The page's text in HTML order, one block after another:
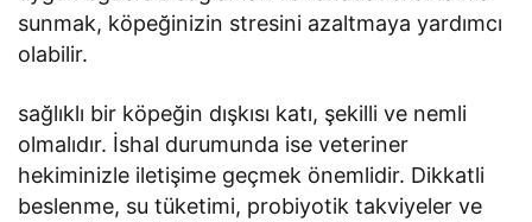
sunmak, köpeğinizin stresini azaltmaya yardımcı
olabilir.
sağlıklı bir köpeğin dışkısı katı, şekilli ve nemli
olmalıdır. İshal durumunda ise veteriner
hekiminizle iletişime geçmek önemlidir. Dikkatli
beslenme, su tüketimi, probiyotik takviyeler ve